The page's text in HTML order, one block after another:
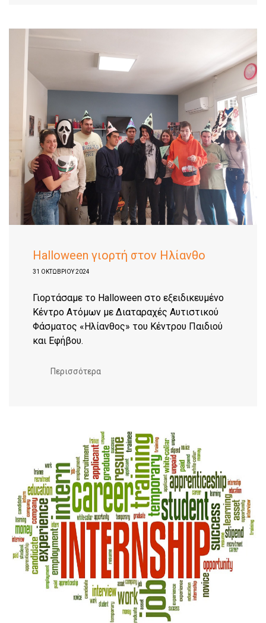
Halloween γιορτή στον Ηλίανθο
31 ΟΚΤΩΒΡΊΟΥ 2024
Γιορτάσαμε το Halloween στο εξειδικευμένο
Κέντρο Ατόμων με Διαταραχές Αυτιστικού
Φάσματος «Ηλίανθος» του Κέντρου Παιδιού
και Εφήβου.
Περισσότερα